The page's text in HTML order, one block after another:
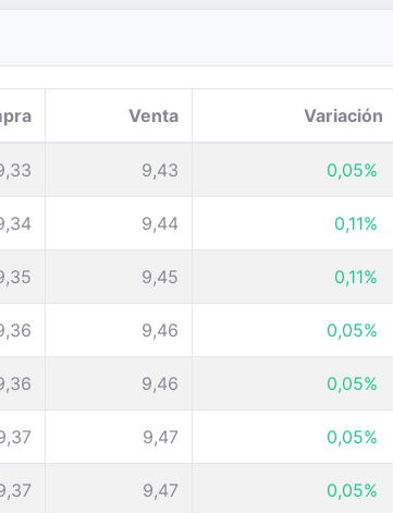
Venta Variación
9,43 0,05%
9,44 0,11%
9,45 0,11%
9,46 0,05%
9,46 0,05%
9,47 0,05%
9,47 0,05%